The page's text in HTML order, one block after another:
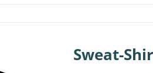
Sweat-